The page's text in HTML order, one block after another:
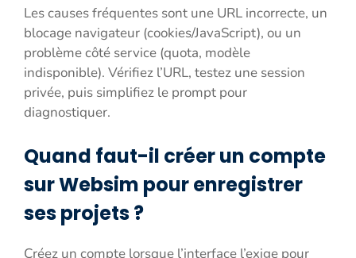
Les causes fréquentes sont une URL incorrecte, un
blocage navigateur (cookies/JavaScript), ou un
problème côté service (quota, modèle
indisponible). Vérifiez l’URL, testez une session
privée, puis simplifiez le prompt pour
diagnostiquer.
Quand faut-il créer un compte
sur Websim pour enregistrer
ses projets ?
Créez un compte lorsque l’interface l’exige pour